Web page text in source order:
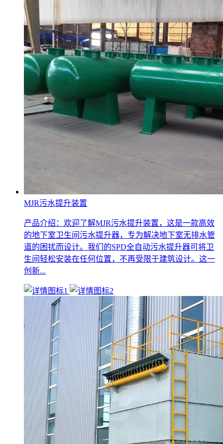
MJR污水提升装置
产品介绍：欢迎了解MJR污水提升装置，这是一款高效
的地下室卫生间污水提升器，专为解决地下室无排水管
道的困扰而设计。我们的SPD全自动污水提升器可将卫
生间轻松安装在任何位置，不再受限于建筑设计。这一
创新...